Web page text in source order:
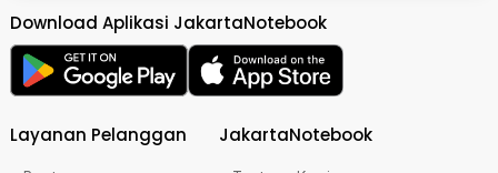
Download Aplikasi JakartaNotebook
Layanan Pelanggan JakartaNotebook